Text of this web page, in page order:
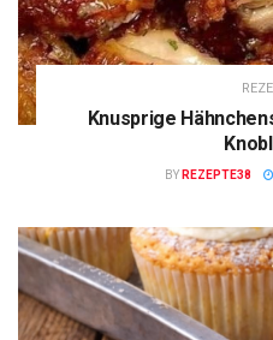
Knusprige
BY REZEPTE38